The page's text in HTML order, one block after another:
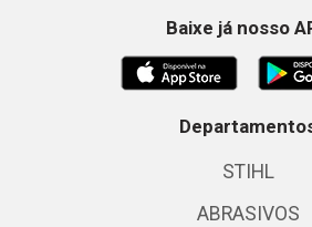
Baixe já nosso
STIHL
ABRASIVOS